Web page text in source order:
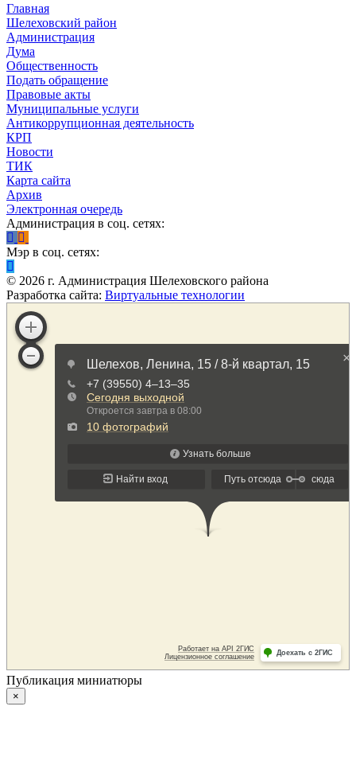
Главная
Шелеховский район
Администрация
Дума
Общественность
Подать обращение
Правовые акты
Муниципальные услуги
Антикоррупционная деятельность
КРП
Новости
ТИК
Карта сайта
Архив
Электронная очередь
Администрация в соц. сетях:
Мэр в соц. сетях:
© 2026 г. Администрация Шелеховского района
Разработка сайта: Виртуальные технологии
Публикация миниатюры
×